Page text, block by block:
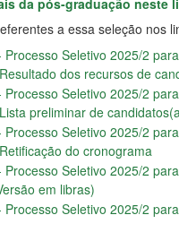
a essa seleção nos
Processo Seletivo 2025/2
dos recursos de
Processo Seletivo 2025/2
preliminar de
Processo Seletivo 2025/2
do cronograma
Processo Seletivo 2025/2
em libras)
Processo Seletivo 2025/2